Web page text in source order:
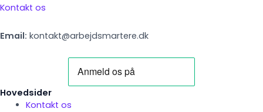
Kontakt os
Email: kontakt@arbejdsmartere.dk
Hovedsider
Kontakt os